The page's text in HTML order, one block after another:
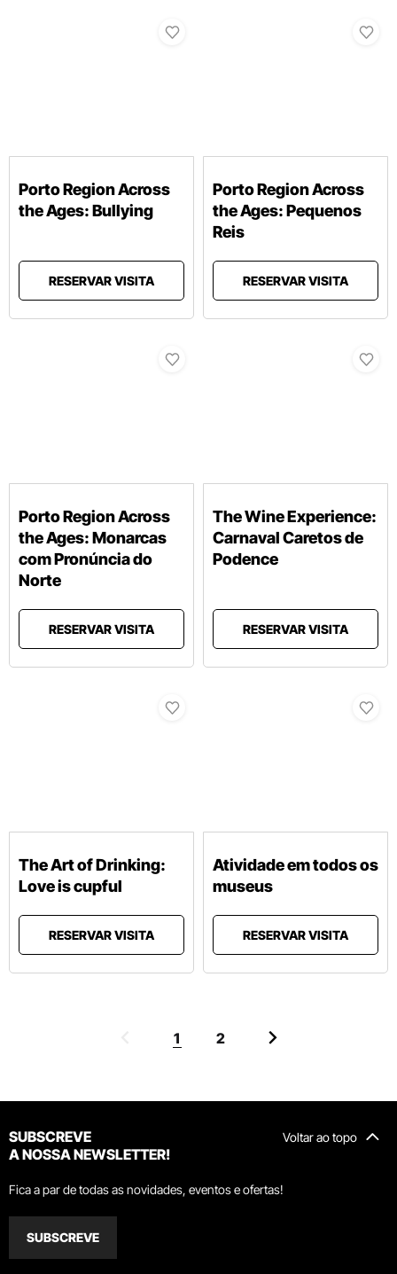
Porto Region Across
the Ages: Bullying
RESERVAR VISITA
Porto Region Across
the Ages: Pequenos
Reis
RESERVAR VISITA
Porto Region Across
the Ages: Monarcas
com Pronúncia do
Norte
RESERVAR VISITA
The Wine Experience:
Carnaval Caretos de
Podence
RESERVAR VISITA
The Art of Drinking:
Love is cupful
RESERVAR VISITA
Atividade em todos os
museus
RESERVAR VISITA
1 2
Voltar ao topo
SUBSCREVE
A NOSSA NEWSLETTER!
Fica a par de todas as novidades, eventos e ofertas!
SUBSCREVE